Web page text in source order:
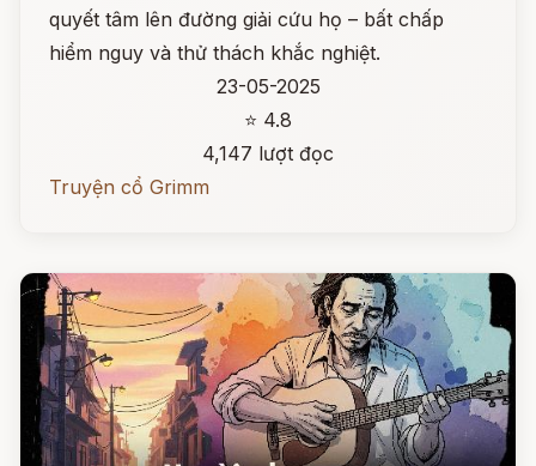
quyết tâm lên đường giải cứu họ – bất chấp
hiểm nguy và thử thách khắc nghiệt.
23-05-2025
⭐ 4.8
4,147 lượt đọc
Truyện cổ Grimm